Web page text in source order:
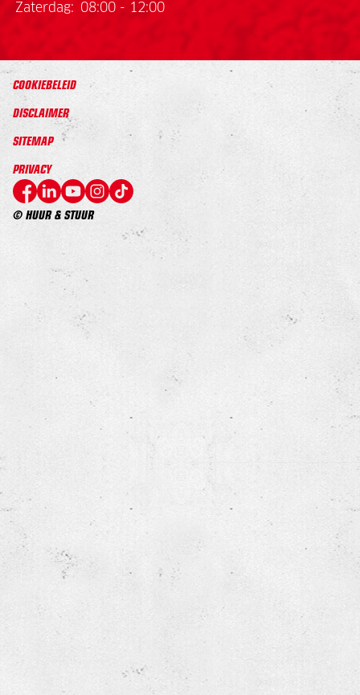
Zaterdag:
08:00 - 12:00
© HUUR & STUUR
COOKIEBELEID
DISCLAIMER
SITEMAP
PRIVACY